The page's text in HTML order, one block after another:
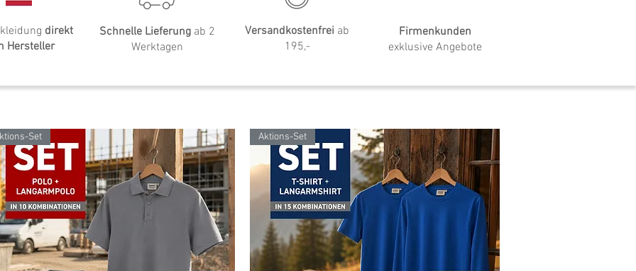
direkt
Hersteller
Schnelle Lieferungab 2
Werktagen
Versandkostenfrei ab
195,-
Firmenkunden
exklusive Angebote
Set Aktions-Set